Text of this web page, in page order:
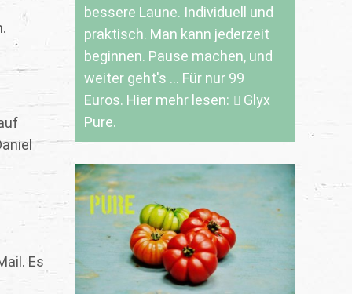
bessere Laune. Individuell und
praktisch. Man kann jederzeit
beginnen. Pause machen, und
weiter geht's ... Für nur 99
Euros. Hier mehr lesen:
Glyx
Pure.
Es